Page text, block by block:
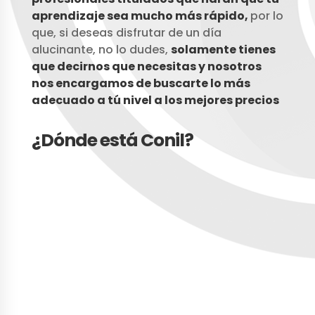
aprendizaje sea mucho más rápido, por lo
que, si deseas disfrutar de un día
alucinante, no lo dudes, solamente tienes
que decirnos que necesitas y nosotros
nos encargamos de buscarte lo más
adecuado a tú nivel a los mejores precios
¿Dónde está Conil?